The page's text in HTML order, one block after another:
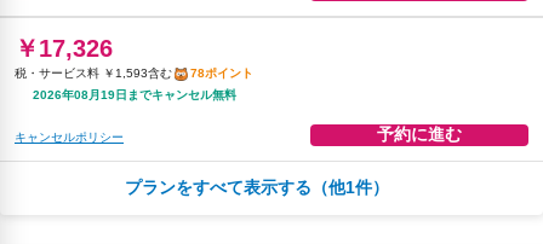
￥17,326
税・サービス料 ￥1,593含む
78ポイント
2026年08月19日までキャンセル無料
キャンセルポリシー 予約に進む
飲料水
プランをすべて表示する（他1件）